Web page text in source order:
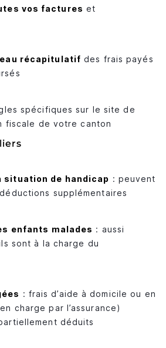
vos factures et
récapitulatif des frais payés
spécifiques sur le site de
fiscale de votre canton
situation de handicap : peuvent
supplémentaires
enfants malades : aussi
sont à la charge du
: frais d’aide à domicile ou en
charge par l’assurance)
déduits